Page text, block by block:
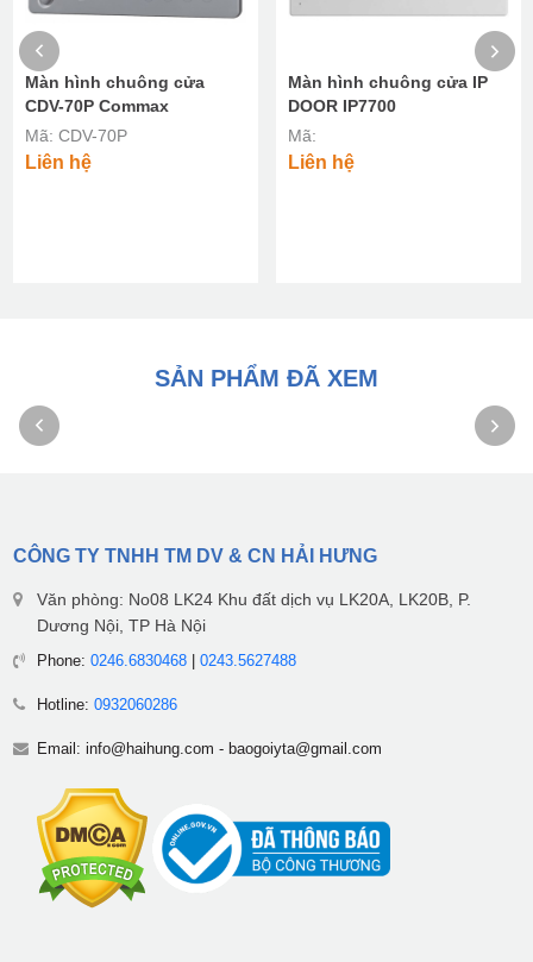
Màn hình chuông cửa
CDV-70P Commax
Mã: CDV-70P
Liên hệ
Màn hình chuông cửa IP
DOOR IP7700
Mã:
Liên hệ
SẢN PHẨM ĐÃ XEM
CÔNG TY TNHH TM DV & CN HẢI HƯNG
Văn phòng: No08 LK24 Khu đất dịch vụ LK20A, LK20B, P.
Dương Nội, TP Hà Nội
Phone: 0246.6830468| 0243.5627488
Hotline: 0932060286
Email: info@haihung.com - baogoiyta@gmail.com